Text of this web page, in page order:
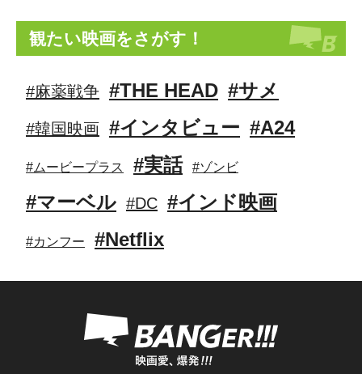
観たい映画をさがす！
#麻薬戦争 #THE HEAD #サメ
#韓国映画 #インタビュー #A24
#ムービープラス #実話 #ゾンビ
#マーベル #DC #インド映画
#カンフー #Netflix